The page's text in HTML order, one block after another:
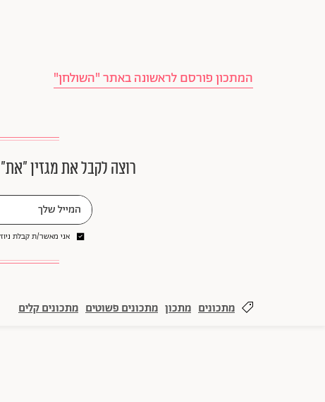
המתכון פורסם לראשונה באתר "השולחן"
רוצה לקבל את מגזין
אני מאשר/ת קבלת
מתכונים מתכון מתכונים פשוטים מתכונים קלים